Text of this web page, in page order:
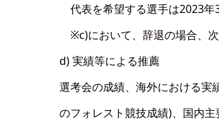
代表を希望する選手は2023年
※c)において、辞退の場合、次
d) 実績等による推薦
選考会の成績、海外における実
のフォレスト競技成績)、国内